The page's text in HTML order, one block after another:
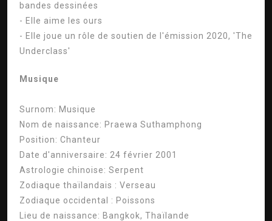
bandes dessinées
- Elle aime les ours
- Elle joue un rôle de soutien de l'émission 2020, 'The
Underclass'
Musique
Surnom: Musique
Nom de naissance: Praewa Suthamphong
Position: Chanteur
Date d'anniversaire: 24 février 2001
Astrologie chinoise: Serpent
Zodiaque thaïlandais : Verseau
Zodiaque occidental : Poissons
Lieu de naissance: Bangkok, Thaïlande